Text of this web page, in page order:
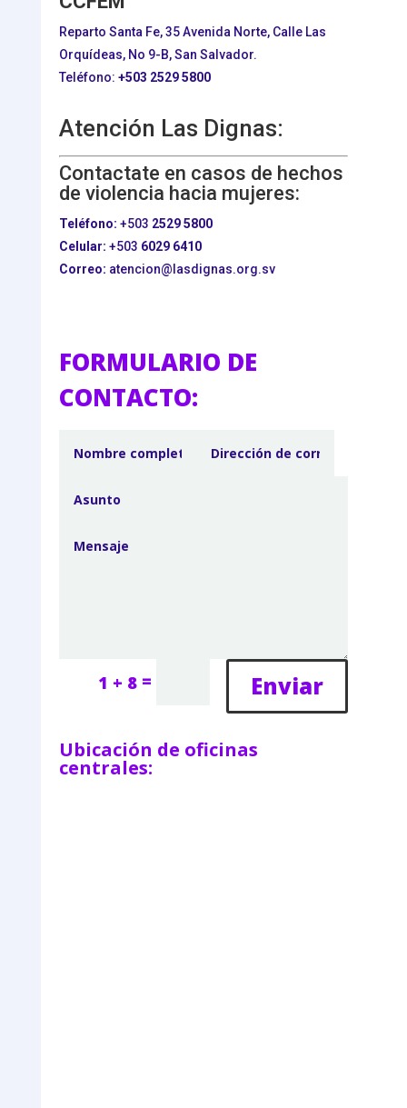
Reparto Santa Fe, 35 Avenida Norte, Calle Las
Orquídeas, No 9-B, San Salvador.
Teléfono: +503 2529 5800
Atención Las Dignas:
Contactate en casos de hechos
de violencia hacia mujeres:
Teléfono: +503 2529 5800
Celular: +503 6029 6410
Correo: atencion@lasdignas.org.sv
FORMULARIO DE
CONTACTO:
1 + 8 = Enviar
Ubicación de oficinas
centrales: